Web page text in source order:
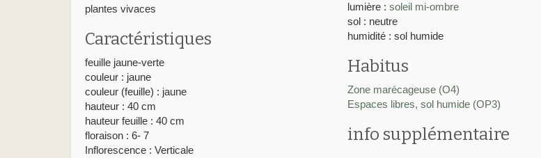
plantes vivaces
Caractéristiques
feuille jaune-verte
couleur : jaune
couleur (feuille) : jaune
hauteur : 40 cm
hauteur feuille : 40 cm
floraison : 6- 7
Inflorescence : Verticale
lumière : soleil mi-ombre
sol : neutre
humidité : sol humide
Habitus
Zone marécageuse (O4)
Espaces libres, sol humide (OP3)
info supplémentaire